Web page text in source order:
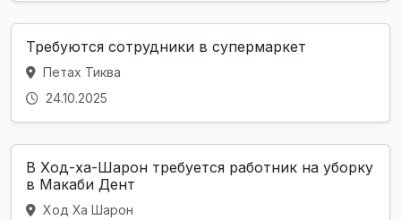
Требуются сотрудники в супермаркет
Петах Тиква
24.10.2025
В Ход-ха-Шарон требуется работник на уборку
в Макаби Дент
Ход Ха Шарон